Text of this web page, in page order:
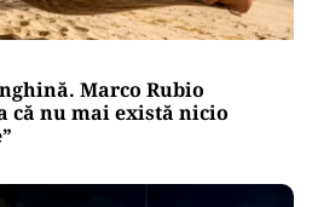
Marco Rubio
că nu mai există nicio